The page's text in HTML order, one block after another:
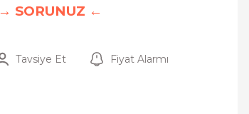
→ SORUNUZ ←
Tavsiye Et Fiyat Alarmı